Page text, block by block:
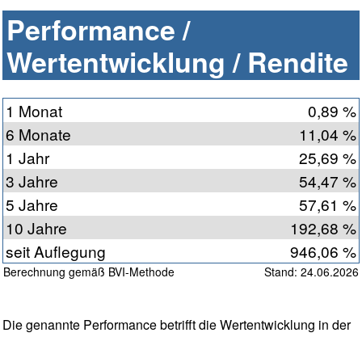
Performance /
Wertentwicklung / Rendite
1 Monat
0,89 %
6 Monate
11,04 %
1 Jahr
25,69 %
3 Jahre
54,47 %
5 Jahre
57,61 %
10 Jahre
192,68 %
seit Auflegung
946,06 %
Berechnung gemäß BVI-Methode Stand: 24.06.2026
Die genannte Performance betrifft die Wertentwicklung in der